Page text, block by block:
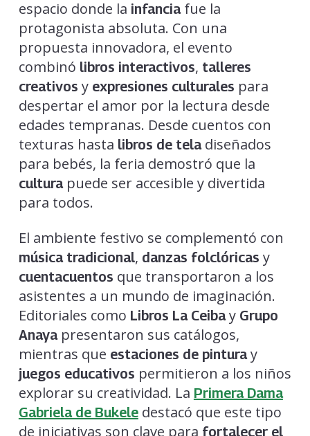
espacio donde la infanciafue la
protagonista absoluta. Con una
propuesta innovadora, el evento
combinó libros interactivos, talleres
creativos y expresiones culturales para
despertar el amor por la lectura desde
edades tempranas. Desde cuentos con
texturas hasta libros de teladiseñados
para bebés, la feria demostró que la
culturapuede ser accesible y divertida
para todos.
El ambiente festivo se complementó con
música tradicional, danzas folclóricas y
cuentacuentos que transportaron a los
asistentes a un mundo de imaginación.
Editoriales como Libros La Ceibay Grupo
Anayapresentaron sus catálogos,
mientras que estaciones de pinturay
juegos educativos permitieron a los niños
explorar su creatividad. La Primera Dama
Gabriela de Bukeledestacó que este tipo
de iniciativas son clave para fortalecer el